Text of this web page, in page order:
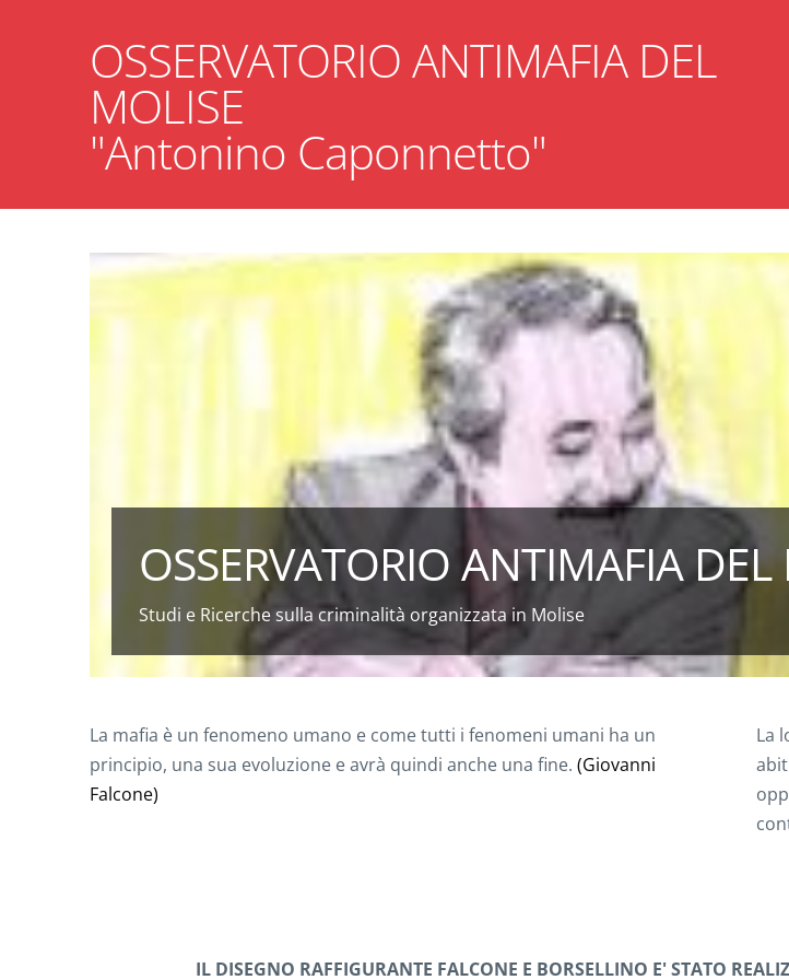
OSSERVATORIO ANTIMAFIA DEL
MOLISE
"Antonino Caponnetto"
OSSERVATORIO ANTIMAFIA DEL
Studi e Ricerche sulla criminalità organizzata in Molise
La mafia è un fenomeno umano e come tutti i fenomeni umani ha un
principio, una sua evoluzione e avrà quindi anche una fine. (Giovanni
Falcone)
La
IL DISEGNO RAFFIGURANTE FALCONE E BORSELLINO E' STATO